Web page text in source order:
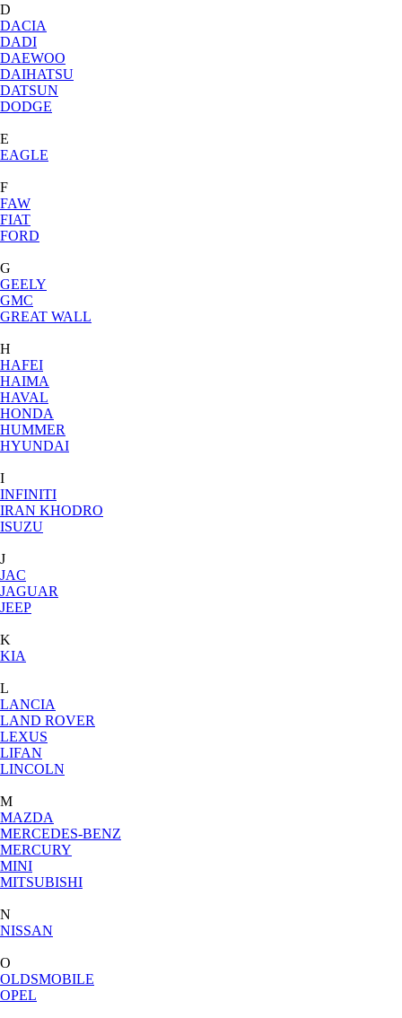
D
DACIA
DADI
DAEWOO
DAIHATSU
DATSUN
DODGE
E
EAGLE
F
FAW
FIAT
FORD
G
GEELY
GMC
GREAT WALL
H
HAFEI
HAIMA
HAVAL
HONDA
HUMMER
HYUNDAI
I
INFINITI
IRAN KHODRO
ISUZU
J
JAC
JAGUAR
JEEP
K
KIA
L
LANCIA
LAND ROVER
LEXUS
LIFAN
LINCOLN
M
MAZDA
MERCEDES-BENZ
MERCURY
MINI
MITSUBISHI
N
NISSAN
O
OLDSMOBILE
OPEL